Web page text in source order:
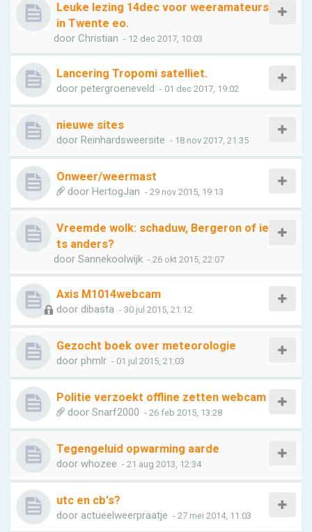
Leuke lezing 14dec voor weeramateurs
in Twente eo.
door Christian - 12 dec 2017, 10:03
Lancering Tropomi satelliet.
door petergroeneveld - 01 dec 2017, 19:02
nieuwe sites
door Reinhardsweersite - 18 nov 2017, 21:35
Onweer/weermast
door HertogJan - 29 nov 2015, 19:13
Vreemde wolk: schaduw, Bergeron of ie
ts anders?
door Sannekoolwijk - 26 okt 2015, 22:07
Axis M1014webcam
door dibasta - 30 jul 2015, 21:12
Gezocht boek over meteorologie
door phmlr - 01 jul 2015, 21:03
Politie verzoekt offline zetten webcam
door Snarf2000 - 26 feb 2015, 13:28
Tegengeluid opwarming aarde
door whozee - 21 aug 2013, 12:34
utc en cb's?
door actueelweerpraatje - 27 mei 2014, 11:03